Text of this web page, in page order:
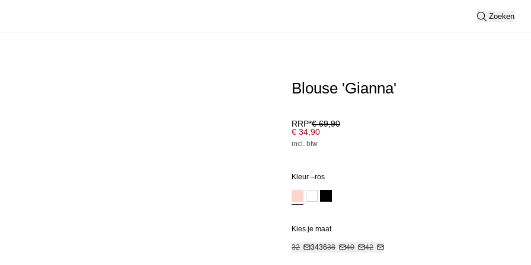
Zoeken
Blouse 'Gianna'
RRP*€ 69,90
€ 34,90
incl. btw
Kleur –ros
Kies je maat
32 343638 40 42